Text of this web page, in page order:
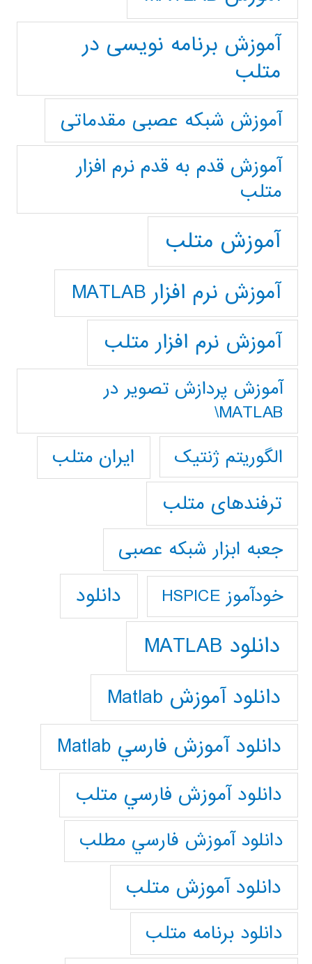
آموزش برنامه نویسی در
متلب
آموزش شبکه عصبی مقدماتی
آموزش قدم به قدم نرم افزار
متلب
آموزش متلب
آموزش نرم افزار MATLAB
آموزش نرم افزار متلب
آموزش پردازش تصوير در
MATLAB\
الگوریتم ژنتیک
ایران متلب
ترفندهای متلب
جعبه ابزار شبکه عصبی
خودآموز HSPICE دانلود
دانلود MATLAB
دانلود آموزش Matlab
دانلود آموزش فارسي Matlab
دانلود آموزش فارسي متلب
دانلود آموزش فارسي مطلب
دانلود آموزش متلب
دانلود برنامه متلب